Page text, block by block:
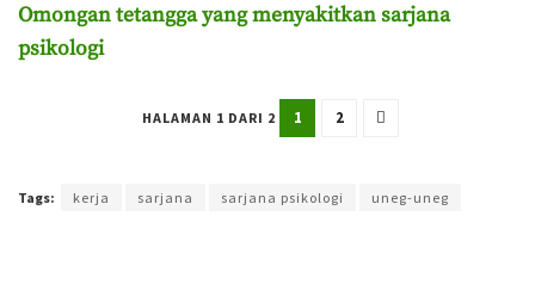
Omongan tetangga yang menyakitkan sarjana
psikologi
HALAMAN 1 DARI 2 1 2
Tags: kerja sarjana sarjana psikologi uneg-uneg